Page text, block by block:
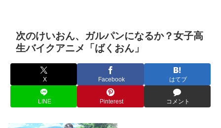
次のけいおん、ガルパンになるか？女子高
生バイクアニメ「ばくおん」
X Facebook はてブ
LINE Pinterest コメント